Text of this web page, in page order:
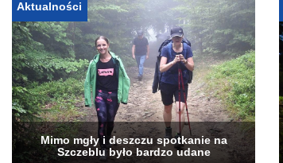
Aktualności
Mimo mgły i deszczu spotkanie na
Szczeblu było bardzo udane